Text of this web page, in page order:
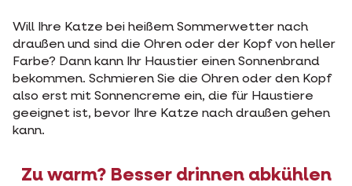
Will Ihre Katze bei heißem Sommerwetter nach
draußen und sind die Ohren oder der Kopf von heller
Farbe? Dann kann Ihr Haustier einen Sonnenbrand
bekommen. Schmieren Sie die Ohren oder den Kopf
also erst mit Sonnencreme ein, die für Haustiere
geeignet ist, bevor Ihre Katze nach draußen gehen
kann.
Zu warm? Besser drinnen abkühlen